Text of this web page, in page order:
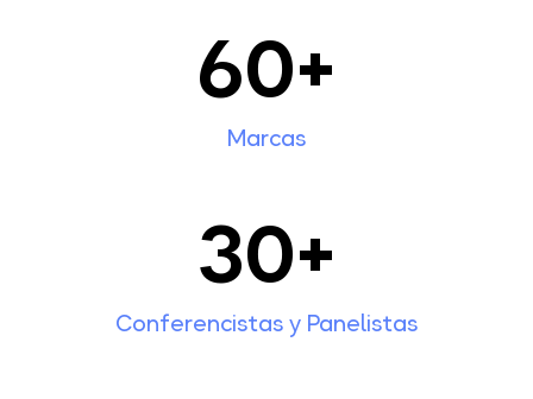
Marcas
60+
Conferencistas y Panelistas
30+